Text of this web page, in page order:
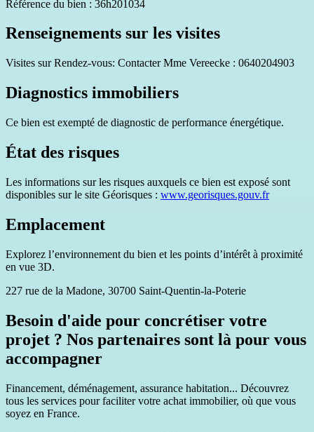
Référence du bien : 36h201034
Renseignements sur les visites
Visites sur Rendez-vous: Contacter Mme Vereecke : 0640204903
Diagnostics immobiliers
Ce bien est exempté de diagnostic de performance énergétique.
État des risques
Les informations sur les risques auxquels ce bien est exposé sont
disponibles sur le site Géorisques : www.georisques.gouv.fr
Emplacement
Explorez l’environnement du bien et les points d’intérêt à proximité
en vue 3D.
227 rue de la Madone, 30700 Saint-Quentin-la-Poterie
Besoin d'aide pour concrétiser votre
projet ? Nos partenaires sont là pour vous
accompagner
Financement, déménagement, assurance habitation... Découvrez
tous les services pour faciliter votre achat immobilier, où que vous
soyez en France.